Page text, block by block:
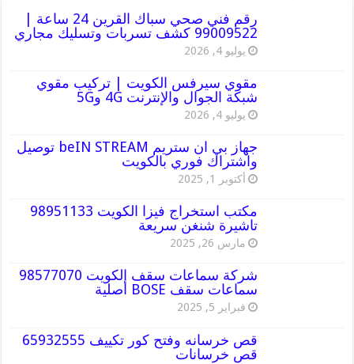
رقم فني صحي سباك القرين 24 ساعة |
99009522 كشف تسربات وتسليك مجاري
يوليو 4, 2026
مقوي سيرفس الكويت | تركيب مقوي
شبكة الجوال والإنترنت 4G و5G
يوليو 4, 2026
جهاز بي ان ستريم beIN STREAM توصيل
واشتراك فوري بالكويت
أكتوبر 1, 2025
مكتب استخراج فيزا الكويت 98951133
تاشيرة شنغن سريعة
مارس 26, 2025
شركة سماعات سقف الكويت 98577070
سماعات سقف BOSE أصلية
فبراير 5, 2025
قص خرسانه وفتح كور تكييف 65932555
قص خرسانات